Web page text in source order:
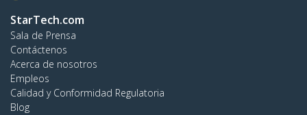
StarTech.com
Sala de Prensa
Contáctenos
Acerca de nosotros
Empleos
Calidad y Conformidad Regulatoria
Blog